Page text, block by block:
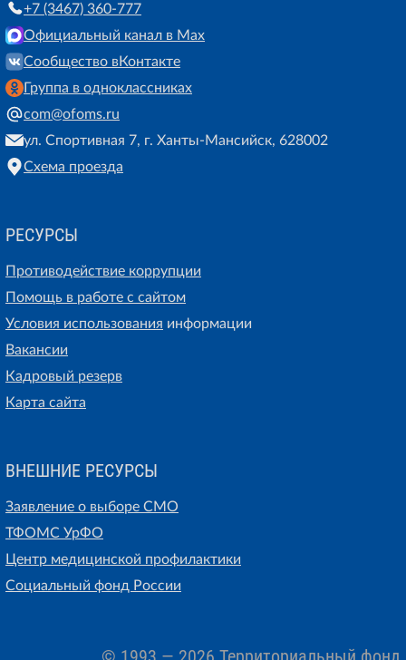
+7 (3467) 360-777
Официальный канал в Max
Сообщество вКонтакте
Группа в одноклассниках
com@ofoms.ru
ул. Спортивная 7, г. Ханты-Мансийск, 628002
Схема проезда
РЕСУРСЫ
Противодействие коррупции
Помощь в работе с сайтом
Условия использования информации
Вакансии
Кадровый резерв
Карта сайта
ВНЕШНИЕ РЕСУРСЫ
Заявление о выборе СМО
ТФОМС УрФО
Центр медицинской профилактики
Социальный фонд России